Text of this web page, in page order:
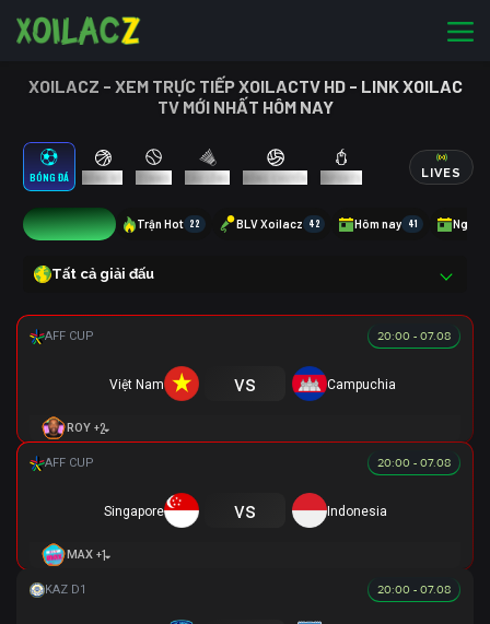
XOILACZ - XEM TRỰC TIẾP XOILACTV HD - LINK XOILAC
TV MỚI NHẤT HÔM NAY
BÓNG ĐÁ BÓNG RỔ TENNIS CẦU LÔNG BÓNG CHUYỀN ESPORTS LIVES
13 Trận Hot 22 BLV Xoilacz 42 Hôm nay 41 Ngày
Tất cả giải đấu
20:00 - 07.08
Việt Nam vs Campuchia
ROY +2
20:00 - 07.08
Singapore vs Indonesia
MAX +1
20:00 - 07.08